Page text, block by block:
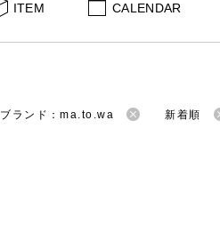
ITEM CALENDAR
ブランド：ma.to.wa 新着順